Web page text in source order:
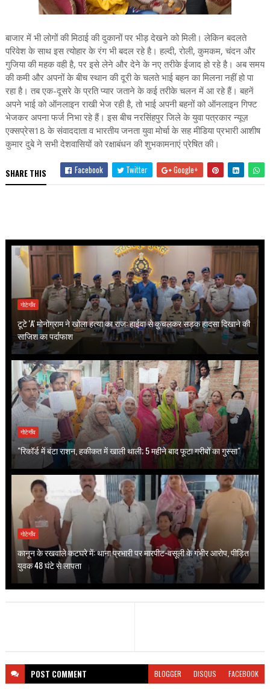
बाजार में भी लोगों की मिठाई की दुकानों पर भीड़ देखने को मिली। लेकिन बदलते
परिवेश के साथ इस त्योहार के रंग भी बदल रहे है। हल्दी, रोली, कुमकम, चंदन और
गुजिया की महक वही है, पर इसे लेने और देने के नए तरीके ईजाद हो रहे है। अब समय
की कमी और अपनों के बीच स्थान की दूरी के चलते भाई बहन का मिलना नहीं हो पा
रहा है। तब एक-दूसरे के प्रति प्यार जताने के कई तरीके चलन में आ रहे हैं। बहनें
अपने भाई को ऑनलाइन राखी भेज रही है, तो भाई अपनी बहनों को ऑनलाइन गिफ्ट
भेजकर अपना फर्ज निभा रहे हैं। इस बीच नरसिंहपुर जिले के युवा पत्रकार न्यूज़
एक्सप्रेस18 के संवाददाता व भारतीय जनता युवा मोर्चा के सह मीडिया प्रभारी आशीष
कुमार दुबे ने सभी देशवासियों को रक्षाबंधन की शुभकामनाएं प्रेषित की।
SHARE THIS Facebook Twitter Google+
गोटेगाँव
टूटे 'A' मोनोग्राम ने खोला हत्या का राज: हाईवा से कुचलकर सड़क हादसा दिखाने की
साजिश का पर्दाफाश
गोटेगाँव
"रिकॉर्ड में बंटा राशन, हकीकत में खाली थाली; 5 महीने बाद फूटा गरीबों का गुस्सा"
गोटेगाँव
कानून के रखवाले कटघरे में: थाना प्रभारी पर मारपीट-वसूली के गंभीर आरोप, पीड़ित
युवक 48 घंटे से लापता
POST COMMENT BLOGGER DISQUS FACEBOOK